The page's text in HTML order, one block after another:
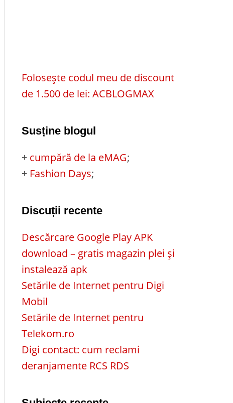
Folosește codul meu de discount
de 1.500 de lei: ACBLOGMAX
Susține blogul
+ cumpără de la eMAG;
+ Fashion Days;
Discuții recente
Descărcare Google Play APK
download – gratis magazin plei și
instalează apk
Setările de Internet pentru Digi
Mobil
Setările de Internet pentru
Telekom.ro
Digi contact: cum reclami
deranjamente RCS RDS